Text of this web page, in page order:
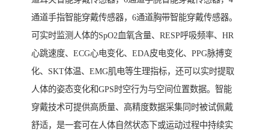
通道手指智能穿戴传感器，6通道胸带智能穿戴传感器。
可实时监测人体的SpO2血氧含量、RESP呼吸频率、HR
心跳速度、ECG心电变化、EDA皮电变化、PPG脉搏变
化、SKT体温、EMG肌电等生理指标，还可以实时提取
人体的姿态变化和GPS时空行为与空间位置数据。智能
穿戴技术可提供高质量、高精度数据采集同时被试佩戴
舒适，是一套可在人体自然状态下或运动过程中持续实